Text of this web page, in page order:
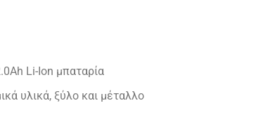
Li-Ion μπαταρία
υλικά, ξύλο και μέταλλο